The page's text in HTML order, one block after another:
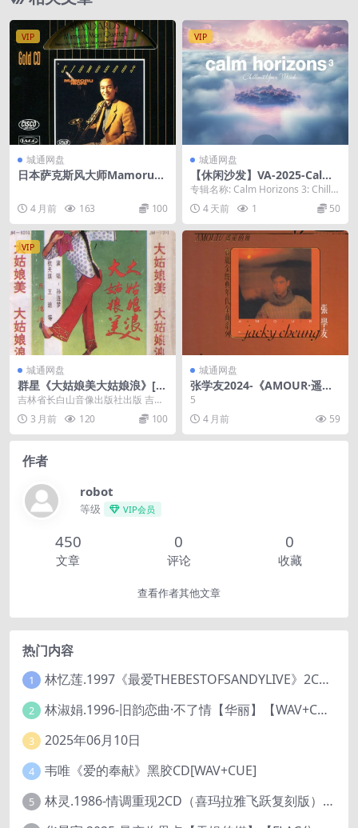
VIP
城通网盘
日本萨克斯风大师MamoruM
4 月前 163 100
VIP
城通网盘
【休闲沙发】VA-2025-Calm
Horizons3：ChilloutYourMi
专辑名称: Calm Horizons 3: Chillo
ut Your Min...
4 天前 1 50
VIP
城通网盘
群星《大姑娘美大姑娘浪》[W
AV+CUE]
吉林省长白山音像出版社出版 吉林
省长白山音像集团公司发行（辽
源） JM-9201...
3 月前 120 100
城通网盘
张学友2024-《AMOUR·遥远
的她》LPCD45[WAV+CUE]
5
4 月前
59
作者
robot
等级 VIP会员
450
文章
0
评论
0
收藏
查看作者其他文章
热门内容
1 林忆莲.1997《最爱THEBESTOFSANDYLIVE》2CD【滚石】
2 林淑娟.1996-旧韵恋曲·不了情【华丽】【WAV+CUE】
3 2025年06月10日
4 韦唯《爱的奉献》黑胶CD[WAV+CUE]
5 林灵.1986-情调重现2CD（喜玛拉雅飞跃复刻版）【海丽】